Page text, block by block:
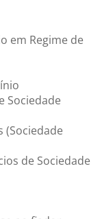
em Regime de
Sociedade
(Sociedade
de Sociedade